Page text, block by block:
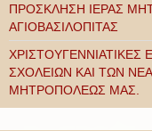
ΠΡΟΣΚΛΗΣΗ ΙΕΡΑΣ
ΑΓΙΟΒΑΣΙΛΟΠΙΤΑΣ
ΣΧΟΛΕΙΩΝ ΚΑΙ ΤΩΝ
ΜΗΤΡΟΠΟΛΕΩΣ ΜΑΣ.